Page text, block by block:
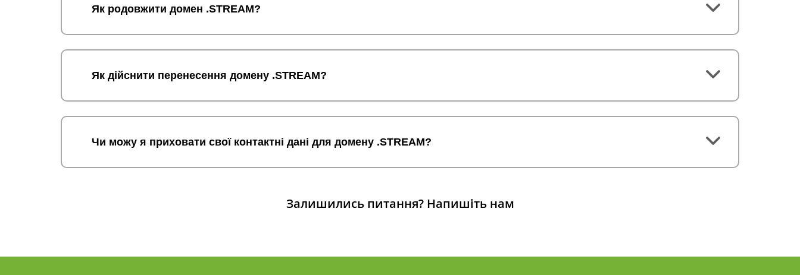
Як родовжити домен .STREAM?
Як дійснити перенесення домену .STREAM?
Чи можу я приховати свої контактні дані для домену .STREAM?
Залишились питання? Напишіть нам